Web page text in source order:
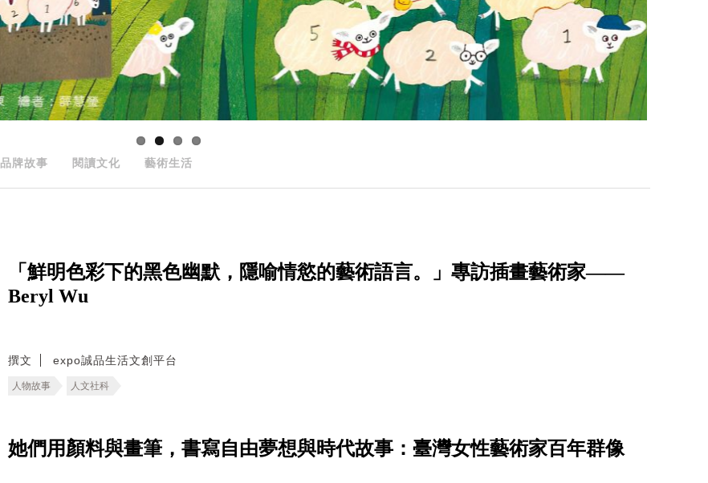
品牌故事 閱讀文化 藝術生活
「鮮明色彩下的黑色幽默，隱喻情慾的藝術語言。」專訪插畫藝術家——
Beryl Wu
撰文 expo誠品生活文創平台
人物故事 人文社科
她們用顏料與畫筆，書寫自由夢想與時代故事：臺灣女性藝術家百年群像